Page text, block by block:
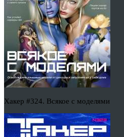
Хакер #324. Всякое с моделями